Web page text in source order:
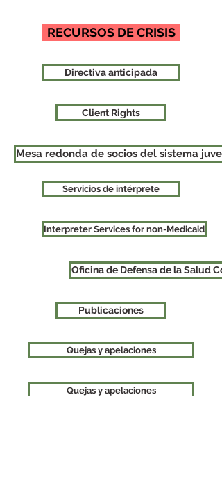
RECURSOS DE CRISIS
Directiva anticipada
Client Rights
Mesa redonda de socios del sistema
Servicios de intérprete
Interpreter Services for non-Medicaid
Oficina de Defensa de la Salud
Publicaciones
Quejas y apelaciones
Quejas y apelaciones